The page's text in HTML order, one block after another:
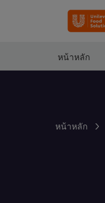
หน้าหลัก
หน้าหลัก